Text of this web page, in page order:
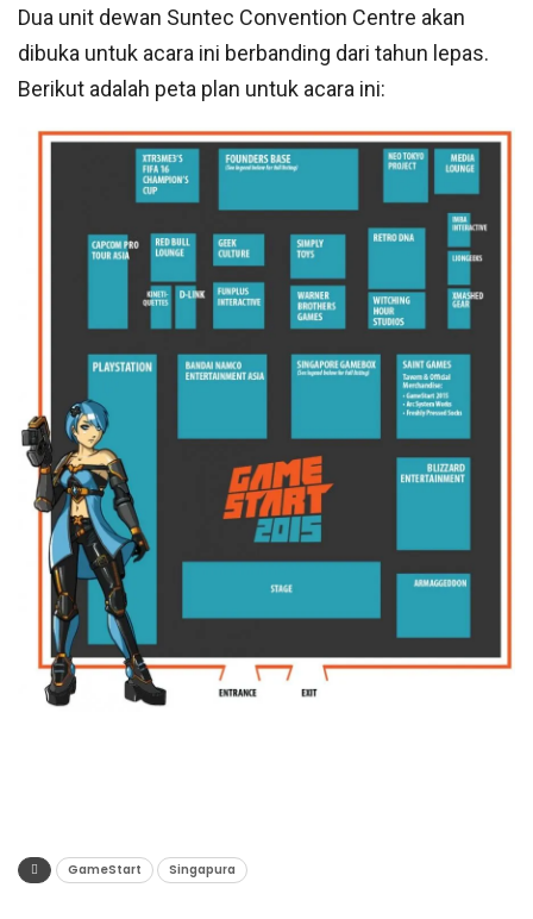
Dua unit dewan Suntec Convention Centre akan
dibuka untuk acara ini berbanding dari tahun lepas.
Berikut adalah peta plan untuk acara ini:
GameStart Singapura